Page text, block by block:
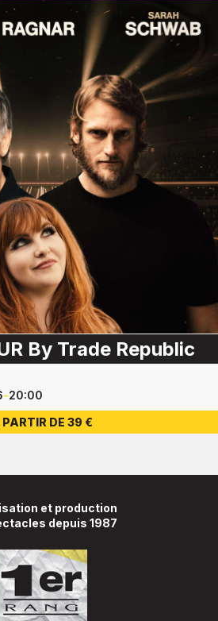
By Trade Republic
-20:00
DE 39 €
et production
depuis 1987